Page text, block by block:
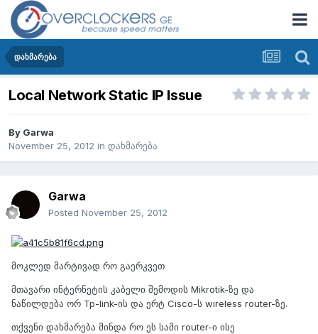
დახმარება
Local Network Static IP Issue
By Garwa
November 25, 2012 in დახმარება
Garwa
Posted November 25, 2012
მოკლედ მარტივად რო გაერკვეთ
მთავარი ინტერნეტის კაბელი შემოდის Mikrotik-ზე და
ნაწილდება ორ Tp-link-ის და ერტ Cisco-ს wireless router-ზე.
თქვენი დახმარება მინდა რო ეს სამი router-ი ისე